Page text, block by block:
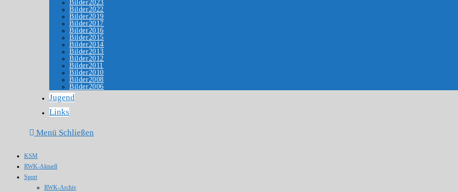
Bilder2023
Bilder2022
Bilder2019
Bilder2017
Bilder2016
Bilder2015
Bilder2014
Bilder2013
Bilder2012
Bilder2011
Bilder2010
Bilder2008
Bilder2006
Jugend
Links
Menü Schließen
KSM
RWK-Aktuell
Sport
RWK-Archiv